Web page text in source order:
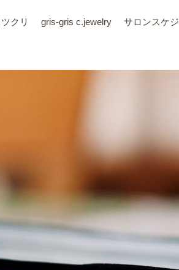
クリ gris-gris c.jewelry サロンスケ